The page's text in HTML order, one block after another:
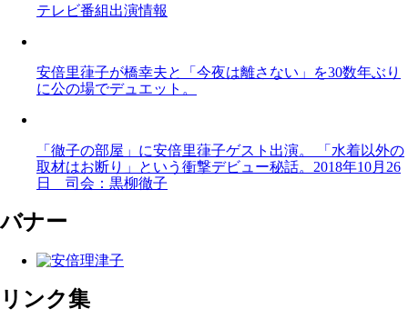
テレビ番組出演情報
安倍里葎子が橋幸夫と「今夜は離さない」を30数年ぶり
に公の場でデュエット。
「徹子の部屋」に安倍里葎子ゲスト出演。 「水着以外の
取材はお断り」という衝撃デビュー秘話。2018年10月26
日 司会：黒柳徹子
バナー
リンク集